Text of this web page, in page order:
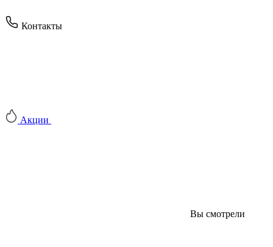
Контакты
Акции
Вы смотрели